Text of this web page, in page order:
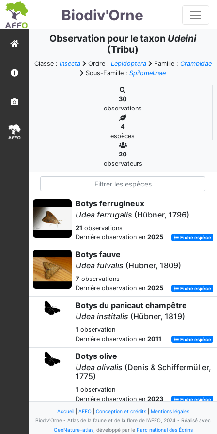
Biodiv'Orne
Observation pour le taxon Udeini
(Tribu)
Classe : Insecta Ordre : Lepidoptera Famille : Crambidae
Sous-Famille : Spilomelinae
30
observations
4
espèces
20
observateurs
Botys ferrugineux
Udea ferrugalis (Hübner, 1796)
21 observations
Dernière observation en 2025 Fiche espèce
Botys fauve
Udea fulvalis (Hübner, 1809)
7 observations
Dernière observation en 2025 Fiche espèce
Botys du panicaut champêtre
Udea institalis (Hübner, 1819)
1 observation
Dernière observation en 2011 Fiche espèce
Botys olive
Udea olivalis (Denis & Schiffermüller,
1775)
1 observation
Dernière observation en 2023 Fiche espèce
Accueil| AFFO| Conception et crédits| Mentions légales
Biodiv'Orne - Atlas de la faune et de la flore de l'AFFO, 2024 - Réalisé avec
GeoNature-atlas, développé par le Parc national des Écrins